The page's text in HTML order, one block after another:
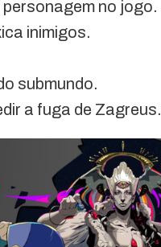
no jogo.
inimigos.
submundo.
a fuga de Zagreus.